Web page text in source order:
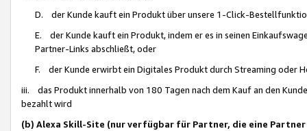
D. der Kunde kauft ein Produkt über unsere 1-Click-
E. der Kunde kauft ein Produkt, indem er es in seinen
Partner-Links abschließt, oder
F. der Kunde erwirbt ein Digitales Produkt durch Streaming oder
iii. das Produkt innerhalb von 180 Tagen nach dem Kauf an den
bezahlt wird
(b) Alexa Skill-Site (nur verfügbar für Partner, die eine